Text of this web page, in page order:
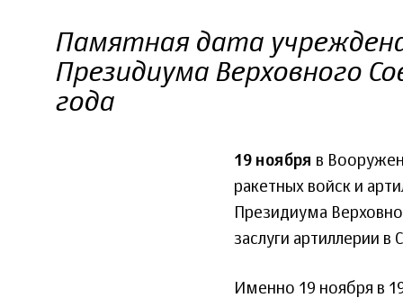
Памятная дата
Президиума Верховного
года
19 ноября в
ракетных войск и
Президиума
заслуги артиллерии в
Именно 19 ноября в